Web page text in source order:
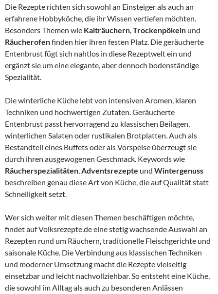
Die Rezepte richten sich sowohl an Einsteiger als auch an
erfahrene Hobbyköche, die ihr Wissen vertiefen möchten.
Besonders Themen wie Kalträuchern,Trockenpökeln und
Räucherofenfinden hier ihren festen Platz. Die geräucherte
Entenbrust fügt sich nahtlos in diese Rezeptwelt ein und
ergänzt sie um eine elegante, aber dennoch bodenständige
Spezialität.
Die winterliche Küche lebt von intensiven Aromen, klaren
Techniken und hochwertigen Zutaten. Geräucherte
Entenbrust passt hervorragend zu klassischen Beilagen,
winterlichen Salaten oder rustikalen Brotplatten. Auch als
Bestandteil eines Buffets oder als Vorspeise überzeugt sie
durch ihren ausgewogenen Geschmack. Keywords wie
Räucherspezialitäten,Adventsrezepte und Wintergenuss
beschreiben genau diese Art von Küche, die auf Qualität statt
Schnelligkeit setzt.
Wer sich weiter mit diesen Themen beschäftigen möchte,
findet auf Volksrezepte.de eine stetig wachsende Auswahl an
Rezepten rund um Räuchern, traditionelle Fleischgerichte und
saisonale Küche. Die Verbindung aus klassischen Techniken
und moderner Umsetzung macht die Rezepte vielseitig
einsetzbar und leicht nachvollziehbar. So entsteht eine Küche,
die sowohl im Alltag als auch zu besonderen Anlässen